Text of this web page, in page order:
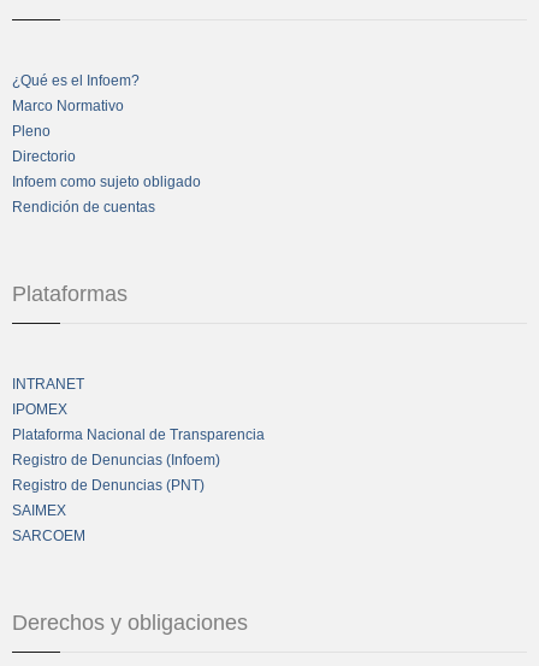
¿Qué es el Infoem?
Marco Normativo
Pleno
Directorio
Infoem como sujeto obligado
Rendición de cuentas
Plataformas
INTRANET
IPOMEX
Plataforma Nacional de Transparencia
Registro de Denuncias (Infoem)
Registro de Denuncias (PNT)
SAIMEX
SARCOEM
Derechos y obligaciones